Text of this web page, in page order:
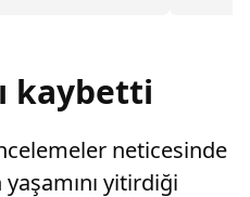
kaybetti
neticesinde
yitirdiği